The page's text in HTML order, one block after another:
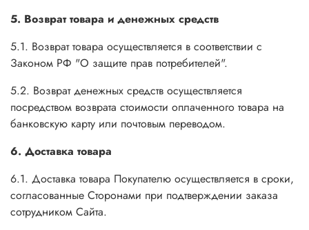
5. Возврат товара и денежных средств
5.1. Возврат товара осуществляется в соответствии с
Законом РФ "О защите прав потребителей".
5.2. Возврат денежных средств осуществляется
посредством возврата стоимости оплаченного товара на
банковскую карту или почтовым переводом.
6. Доставка товара
6.1. Доставка товара Покупателю осуществляется в сроки,
согласованные Сторонами при подтверждении заказа
сотрудником Сайта.